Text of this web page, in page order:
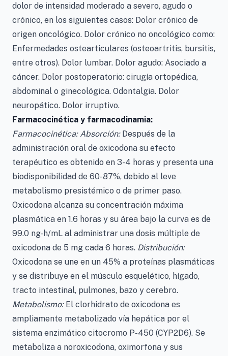
dolor de intensidad moderado a severo, agudo o
crónico, en los siguientes casos: Dolor crónico de
origen oncológico. Dolor crónico no oncológico como:
Enfermedades ostearticulares (osteoartritis, bursitis,
entre otros). Dolor lumbar. Dolor agudo: Asociado a
cáncer. Dolor postoperatorio: cirugía ortopédica,
abdominal o ginecológica. Odontalgia. Dolor
neuropático. Dolor irruptivo.
Farmacocinética y farmacodinamia:
Farmacocinética: Absorción:Después de la
administración oral de oxicodona su efecto
terapéutico es obtenido en 3-4 horas y presenta una
biodisponibilidad de 60-87%, debido al leve
metabolismo presistémico o de primer paso.
Oxicodona alcanza su concentración máxima
plasmática en 1.6 horas y su área bajo la curva es de
99.0 ng-h/mL al administrar una dosis múltiple de
oxicodona de 5 mg cada 6 horas. Distribución:
Oxicodona se une en un 45% a proteínas plasmáticas
y se distribuye en el músculo esquelético, hígado,
tracto intestinal, pulmones, bazo y cerebro.
Metabolismo:El clorhidrato de oxicodona es
ampliamente metabolizado vía hepática por el
sistema enzimático citocromo P-450 (CYP2D6). Se
metaboliza a noroxicodona, oximorfona y sus